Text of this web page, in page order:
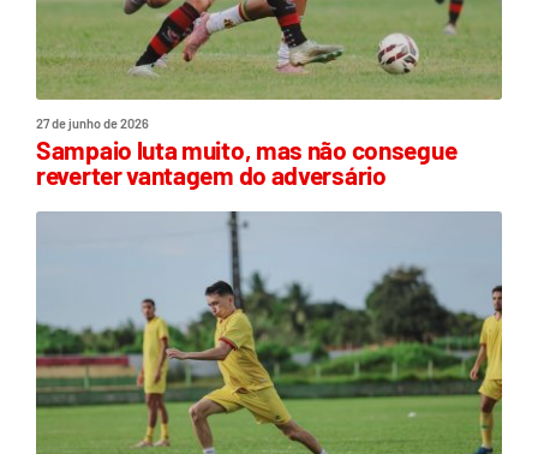
27 de junho de 2026
Sampaio luta muito, mas não consegue
reverter vantagem do adversário